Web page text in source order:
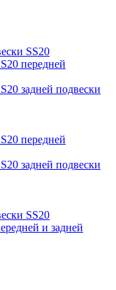
SS20
передней
задней подвески
передней
задней подвески
SS20
и задней